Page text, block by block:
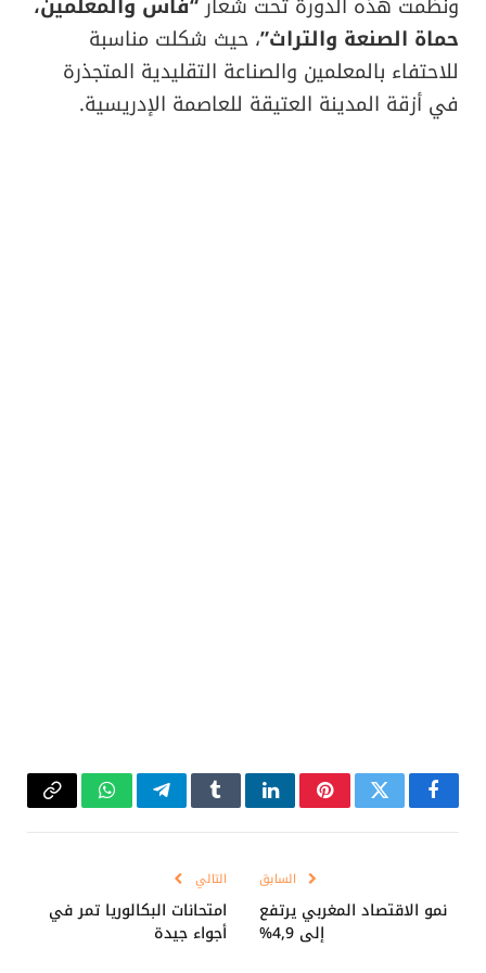
حماة الصنعة والتراث”، حيث شكلت مناسبة
للاحتفاء بالمعلمين والصناعة التقليدية المتجذرة
في أزقة المدينة العتيقة للعاصمة الإدريسية.
فيسبوكتويتر بينتيريستلينكدإنTumblrتيلقرامواتسابCopy
السابق
نمو الاقتصاد المغربي يرتفع
إلى 4,9%
التالي
امتحانات البكالوريا تمر في
أجواء جيدة